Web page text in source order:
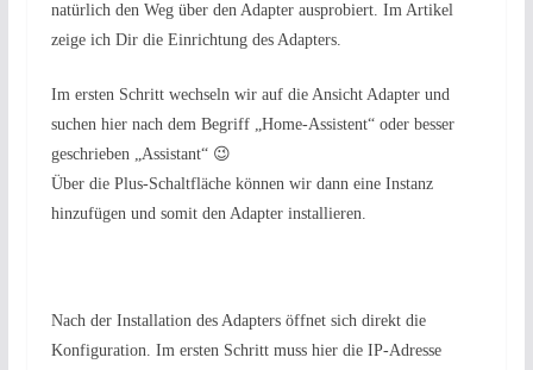
natürlich den Weg über den Adapter ausprobiert. Im Artikel
zeige ich Dir die Einrichtung des Adapters.
Im ersten Schritt wechseln wir auf die Ansicht Adapter und
suchen hier nach dem Begriff „Home-Assistent“ oder besser
geschrieben „Assistant“ 😉
Über die Plus-Schaltfläche können wir dann eine Instanz
hinzufügen und somit den Adapter installieren.
Nach der Installation des Adapters öffnet sich direkt die
Konfiguration. Im ersten Schritt muss hier die IP-Adresse